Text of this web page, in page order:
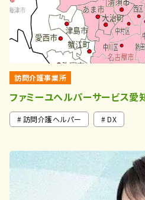
訪問介護事業所
ファミーユヘルパーサービス愛
訪問介護ヘルパー DX